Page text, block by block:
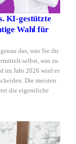
KI-gestützte
Wahl für
das, was Sie ihr
selbst, was zu
im Jahr 2026 wird es
Die meisten
die eigentliche